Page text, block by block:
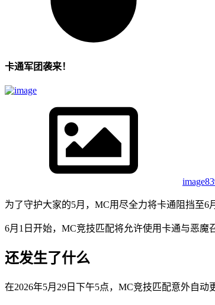
卡通军团袭来！
image
为了守护大家的5月，MC用尽全力将卡通阻挡至6
6月1日开始，MC竞技匹配将允许使用卡通与恶魔
还发生了什么
在2026年5月29日下午5点，MC竞技匹配意外自动